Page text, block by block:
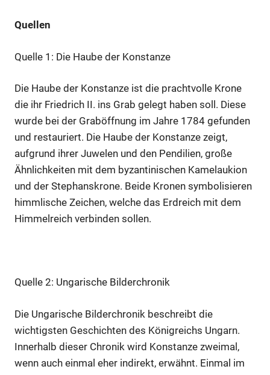
Quellen
Quelle 1: Die Haube der Konstanze
Die Haube der Konstanze ist die prachtvolle Krone
die ihr Friedrich II. ins Grab gelegt haben soll. Diese
wurde bei der Graböffnung im Jahre 1784 gefunden
und restauriert. Die Haube der Konstanze zeigt,
aufgrund ihrer Juwelen und den Pendilien, große
Ähnlichkeiten mit dem byzantinischen Kamelaukion
und der Stephanskrone. Beide Kronen symbolisieren
himmlische Zeichen, welche das Erdreich mit dem
Himmelreich verbinden sollen.
Quelle 2: Ungarische Bilderchronik
Die Ungarische Bilderchronik beschreibt die
wichtigsten Geschichten des Königreichs Ungarn.
Innerhalb dieser Chronik wird Konstanze zweimal,
wenn auch einmal eher indirekt, erwähnt. Einmal im